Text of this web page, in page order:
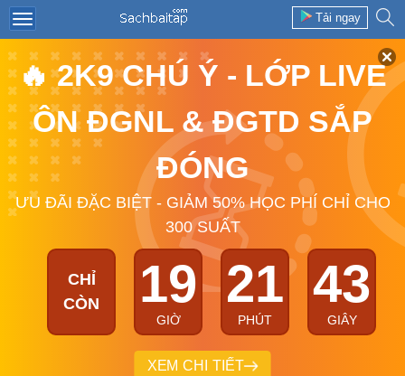
Tải ngay
🔥 2K9 CHÚ Ý - LỚP LIVE
ÔN ĐGNL & ĐGTD SẮP
ĐÓNG
ƯU ĐÃI ĐẶC BIỆT - GIẢM 50% HỌC PHÍ CHỈ CHO
300 SUẤT
CHỈ
CÒN
19
GIỜ
21
PHÚT
43
GIÂY
XEM CHI TIẾT